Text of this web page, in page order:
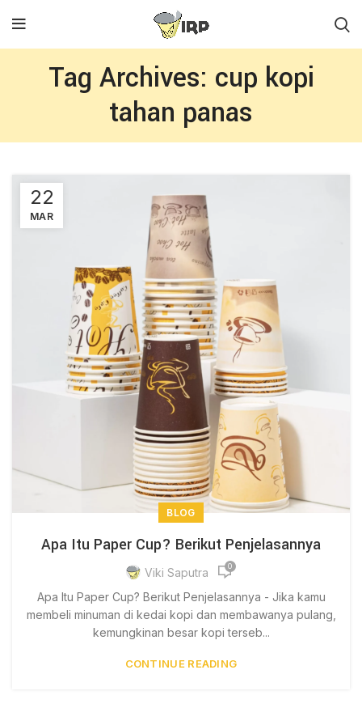
Tag Archives: cup kopi
tahan panas
22
MAR
BLOG
Apa Itu Paper Cup? Berikut Penjelasannya
Viki Saputra 0
Apa Itu Paper Cup? Berikut Penjelasannya - Jika kamu
membeli minuman di kedai kopi dan membawanya pulang,
kemungkinan besar kopi terseb...
CONTINUE READING